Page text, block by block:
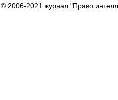
© 2006-2021 журнал "Право